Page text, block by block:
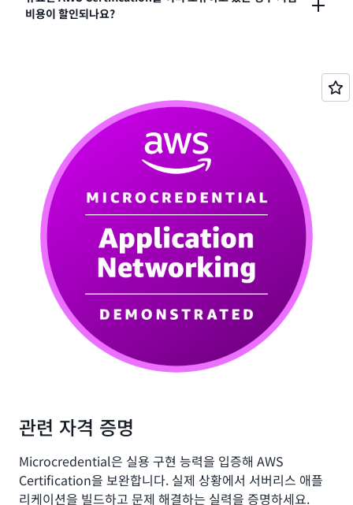
응시자는 Specialty 자격증을 취득하기 전에 AWS
전문가는 AWS 클라우드에서 유사한 작업을 수행할 수
전에 이 시험의 최신 버전을 통과하여 자격증을 갱신할
비용이 할인되나요?
AWS Certification 계정
이용할 수 있습니다.
관련 자격 증명
Microcredential은 실용 구현 능력을 입증해 AWS
Certification을 보완합니다. 실제 상황에서 서버리스 애플
리케이션을 빌드하고 문제 해결하는 실력을 증명하세요.